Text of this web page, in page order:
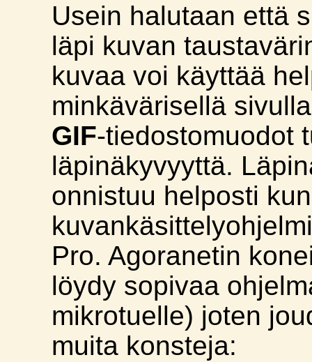
Usein halutaan että
läpi kuvan
kuvaa voi käyttää
minkävärisellä
GIF-tiedostomuodot
läpinäkyvyyttä.
onnistuu helposti
Pro. Agoranetin
löydy sopivaa
mikrotuelle) joten
muita konsteja: